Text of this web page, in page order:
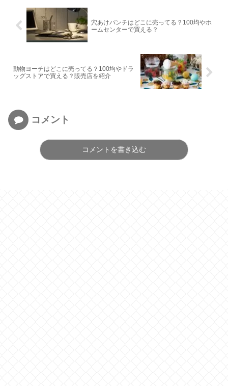
穴あけパンチはどこに売ってる？100均やホ
ームセンターで買える？
動物ヨーチはどこに売ってる？100均やドラ
ッグストアで買える？販売店を紹介
コメント
コメントを書き込む